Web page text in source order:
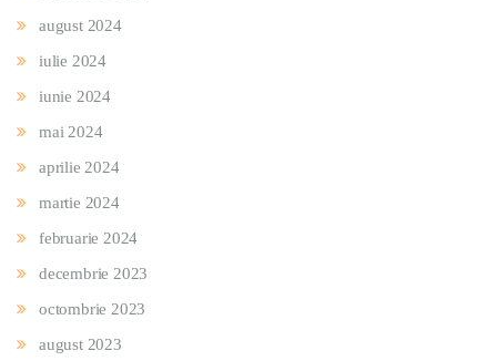
august 2024
iulie 2024
iunie 2024
mai 2024
aprilie 2024
martie 2024
februarie 2024
decembrie 2023
octombrie 2023
august 2023